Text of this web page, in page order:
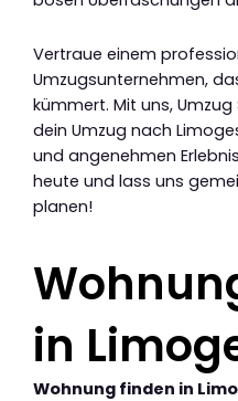
Vertraue einem
Umzugsunternehmen,
kümmert. Mit uns,
dein Umzug nach
und angenehmen
heute und lass uns
planen!
in
Wohnung finden in